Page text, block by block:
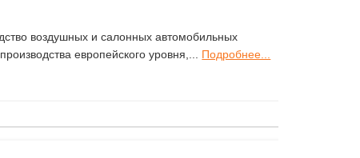
воздушных и салонных автомобильных
европейского уровня,... Подробнее...